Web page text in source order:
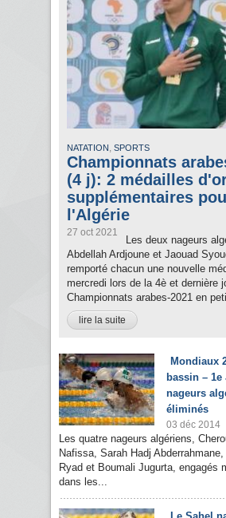
NATATION , SPORTS
Championnats
(4 j): 2 médailles
supplémentaires
l'Algérie
27 oct 2021
Les deux nageurs
Abdellah Ardjoune et Jaouad
remporté chacun une nouvelle
mercredi lors de la 4è et dernière
Championnats arabes-2021 en
lire la suite
Mondiaux
bassin – 1e
nageurs
éliminés
03 déc 2014
Les quatre nageurs algériens,
Nafissa, Sarah Hadj
Ryad et Boumali Jugurta, engagés
dans les...